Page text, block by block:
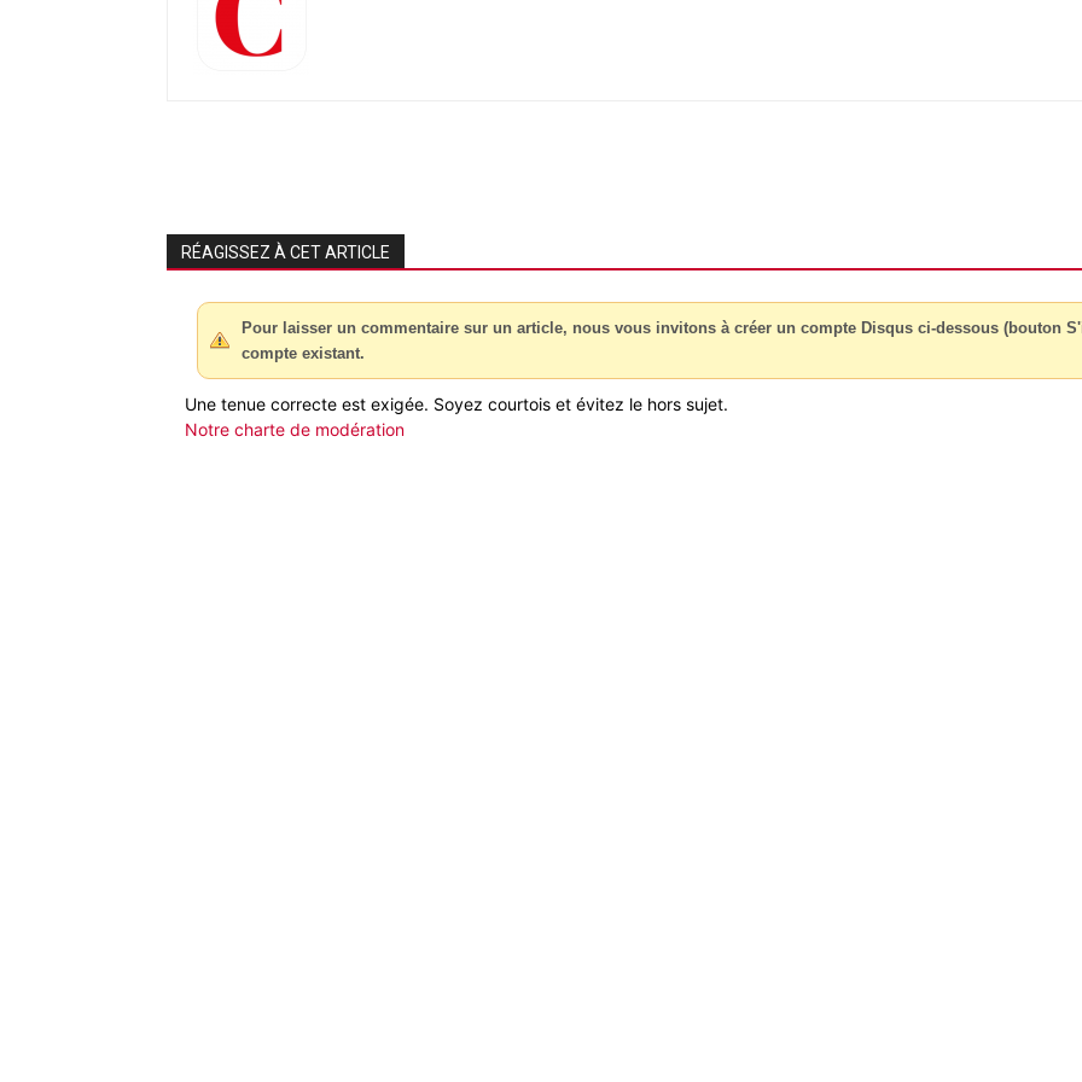
RÉAGISSEZ À CET ARTICLE
Pour laisser un commentaire sur un article, nous vous invitons à créer un compte Disqus ci-dessous (bouton
compte existant.
Une tenue correcte est exigée. Soyez courtois et évitez le hors sujet.
Notre charte de modération